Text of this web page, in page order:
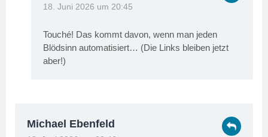
18. Juni 2026 um 20:45
Touché! Das kommt davon, wenn man jeden
Blödsinn automatisiert… (Die Links bleiben jetzt
aber!)
Michael Ebenfeld